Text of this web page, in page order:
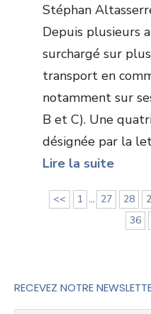
Stéphan
Depuis plusieurs
surchargé sur
transport en
notamment sur
B et C). Une
désignée par la
Lire la suite
<< 1 ... 27 28
36
RECEVEZ NOTRE